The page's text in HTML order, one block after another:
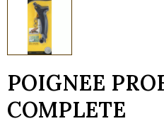
POIGNEE
COMPLETE